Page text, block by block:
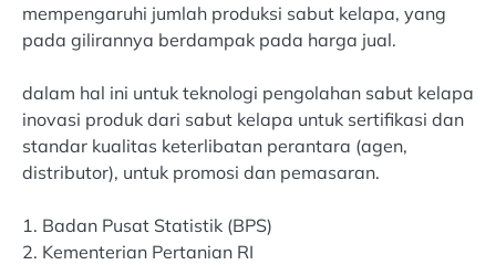
mempengaruhi jumlah produksi sabut kelapa, yang
pada gilirannya berdampak pada harga jual.
dalam hal ini untuk teknologi pengolahan sabut kelapa
inovasi produk dari sabut kelapa untuk sertifikasi dan
standar kualitas keterlibatan perantara (agen,
distributor), untuk promosi dan pemasaran.
1. Badan Pusat Statistik (BPS)
2. Kementerian Pertanian RI